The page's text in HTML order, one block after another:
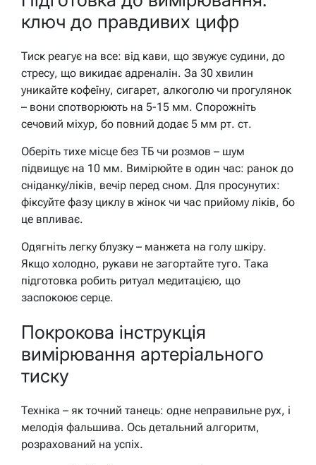
ключ до правдивих цифр
Тиск реагує на все: від кави, що звужує судини, до
стресу, що викидає адреналін. За 30 хвилин
уникайте кофеїну, сигарет, алкоголю чи прогулянок
– вони спотворюють на 5-15 мм. Спорожніть
сечовий міхур, бо повний додає 5 мм рт. ст.
Оберіть тихе місце без ТБ чи розмов – шум
підвищує на 10 мм. Вимірюйте в один час: ранок до
сніданку/ліків, вечір перед сном. Для просунутих:
фіксуйте фазу циклу в жінок чи час прийому ліків, бо
це впливає.
Одягніть легку блузку – манжета на голу шкіру.
Якщо холодно, рукави не загортайте туго. Така
підготовка робить ритуал медитацією, що
заспокоює серце.
Покрокова інструкція
вимірювання артеріального
тиску
Техніка – як точний танець: одне неправильне рух, і
мелодія фальшива. Ось детальний алгоритм,
розрахований на успіх.